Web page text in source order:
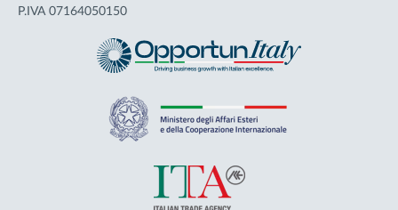
P.IVA 07164050150